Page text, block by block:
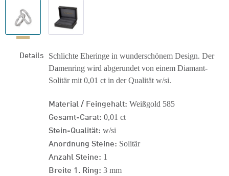
Details
Schlichte Eheringe in wunderschönem Design. Der
Damenring wird abgerundet von einem Diamant-
Solitär mit 0,01 ct in der Qualität w/si.
Material / Feingehalt: Weißgold 585
Gesamt-Carat: 0,01 ct
Stein-Qualität: w/si
Anordnung Steine: Solitär
Anzahl Steine: 1
Breite 1. Ring: 3 mm